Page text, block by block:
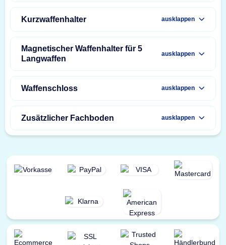
Kurzwaffenhalter ausklappen
Magnetischer Waffenhalter für 5
Langwaffen
ausklappen
Waffenschloss ausklappen
Zusätzlicher Fachboden ausklappen